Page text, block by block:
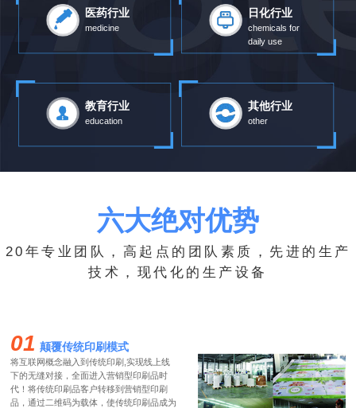
医药行业
medicine
日化行业
chemicals for
daily use
教育行业
education
其他行业
other
六大绝对优势
20年专业团队，高起点的团队素质，先进的生产
技术，现代化的生产设备
01 颠覆传统印刷模式
将互联网概念融入到传统印刷,实现线上线
下的无缝对接，全面进入营销型印刷品时
代！将传统印刷品客户转移到营销型印刷
品，通过二维码为载体，使传统印刷品成为